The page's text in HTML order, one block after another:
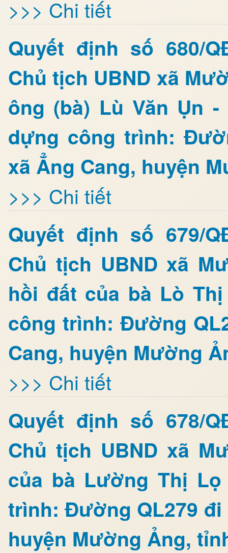
>>> Chi tiết
Quyết định số 680/
Chủ tịch UBND xã
ông (bà) Lù Văn Ụn
dựng công trình:
xã Ẳng Cang, huyện
>>> Chi tiết
Quyết định số 679/
Chủ tịch UBND xã
hồi đất của bà Lò
công trình: Đường
Cang, huyện Mường
>>> Chi tiết
Quyết định số 678/
Chủ tịch UBND xã
của bà Lường Thị
trình: Đường QL279 đi
huyện Mường Ảng,